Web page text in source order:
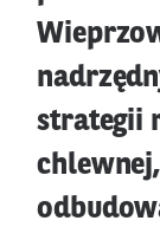
strategii